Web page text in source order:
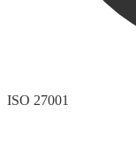
ISO 27001